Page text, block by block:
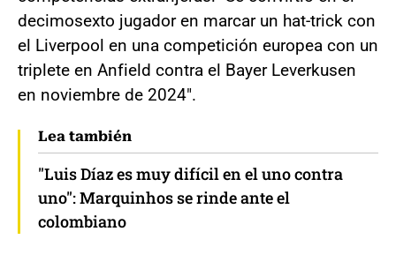
decimosexto jugador en marcar un hat-trick con
el Liverpool en una competición europea con un
triplete en Anfield contra el Bayer Leverkusen
en noviembre de 2024".
Lea también
"Luis Díaz es muy difícil en el uno contra
uno": Marquinhos se rinde ante el
colombiano